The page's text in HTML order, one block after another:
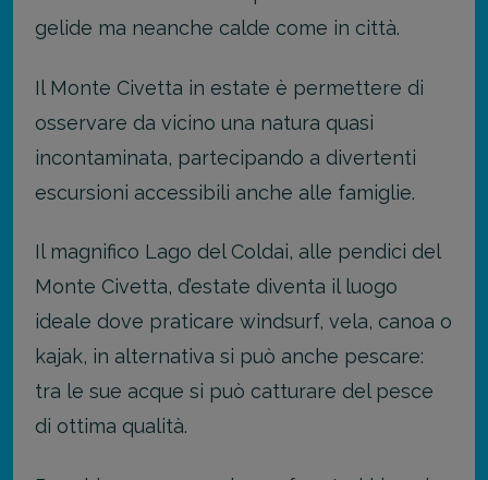
gelide ma neanche calde come in città.
Il Monte Civetta in estate è permettere di
osservare da vicino una natura quasi
incontaminata, partecipando a divertenti
escursioni accessibili anche alle famiglie.
Il magnifico Lago del Coldai, alle pendici del
Monte Civetta, d’estate diventa il luogo
ideale dove praticare windsurf, vela, canoa o
kajak, in alternativa si può anche pescare:
tra le sue acque si può catturare del pesce
di ottima qualità.